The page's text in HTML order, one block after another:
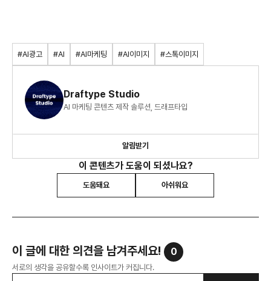
#AI광고 #AI #AI마케팅 #AI이미지 #스톡이미지
Draftype Studio
AI 마케팅 콘텐츠 제작 솔루션, 드래프타입
알림받기
이 콘텐츠가 도움이 되셨나요?
도움돼요 아쉬워요
이 글에 대한 의견을 남겨주세요! 0
서로의 생각을 공유할수록 인사이트가 커집니다.